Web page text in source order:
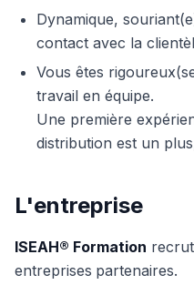
Dynamique,
contact avec la
Vous êtes
travail en équipe.
Une première
distribution est un
L'entreprise
ISEAH® Formation
entreprises partenaires.